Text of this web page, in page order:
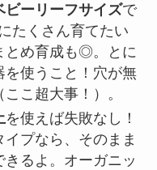
ビーリーフサイズで
たくさん育てたい
とめ育成も◎。とに
を使うこと！穴が無
こ超大事！）。
を使えば失敗なし！
プなら、そのまま
るよ。オーガニッ